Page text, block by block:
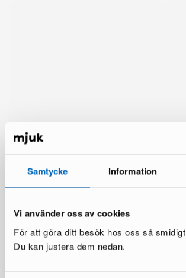
Samtycke Information
Vi använder oss av cookies
För att göra ditt besök hos oss så
Du kan justera dem nedan.
Du kanske också gillar
Visa mer